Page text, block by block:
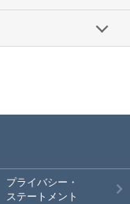
プライバシー・
ステートメント